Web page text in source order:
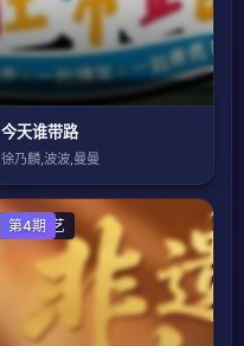
今天谁带路
徐乃麟,波波,曼曼
大陆综艺
第4期